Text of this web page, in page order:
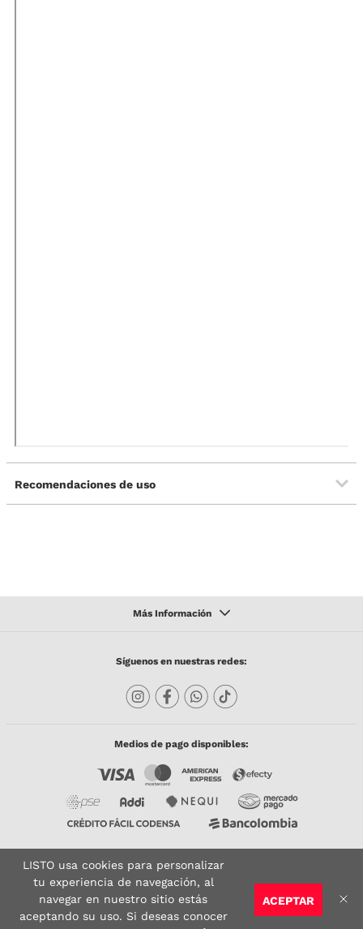
Recomendaciones de uso
Síguenos en nuestras redes:
Medios de pago disponibles:
Copyright © 2023 TODACO S.A.S. Listo Mundo Cerámico. All Rights Reserved. Powered
by
Sitio seguro: Vigilado por: Certificado:
ACEPTAR
LISTO usa cookies para personalizar
tu experiencia de navegación, al
navegar en nuestro sitio estás
aceptando su uso. Si deseas conocer